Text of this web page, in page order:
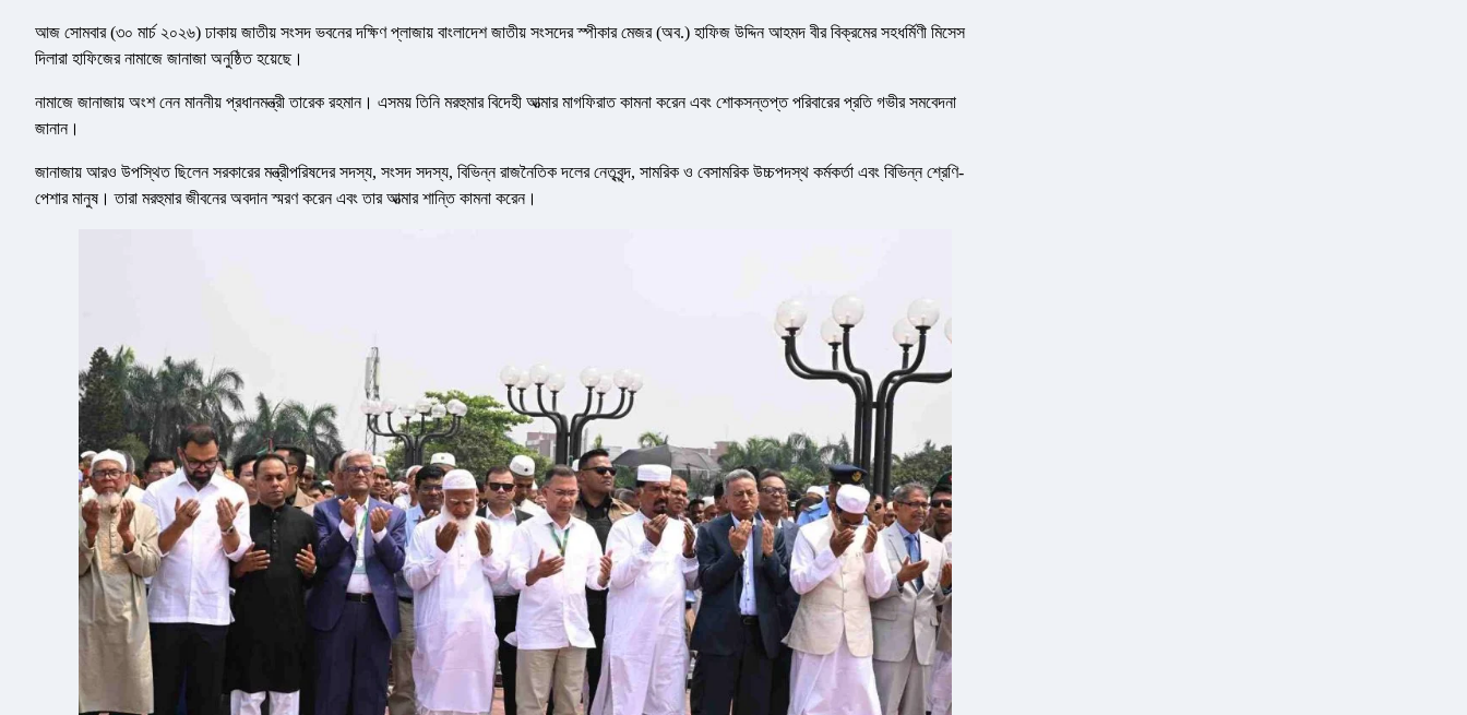
আজ সোমবার (৩০ মার্চ ২০২৬) ঢাকায় জাতীয় সংসদ ভবনের দক্ষিণ প্লাজায় বাংলাদেশ জাতীয় সংসদের স্পীকার মেজর (অব.) হাফিজ উদ্দিন আহমদ বীর বিক্রমের সহধর্মিণী মিসেস
দিলারা হাফিজের নামাজে জানাজা অনুষ্ঠিত হয়েছে।
নামাজে জানাজায় অংশ নেন মাননীয় প্রধানমন্ত্রী তারেক রহমান। এসময় তিনি মরহুমার বিদেহী আত্মার মাগফিরাত কামনা করেন এবং শোকসন্তপ্ত পরিবারের প্রতি গভীর সমবেদনা
জানান।
জানাজায় আরও উপস্থিত ছিলেন সরকারের মন্ত্রীপরিষদের সদস্য, সংসদ সদস্য, বিভিন্ন রাজনৈতিক দলের নেতৃবৃন্দ, সামরিক ও বেসামরিক উচ্চপদস্থ কর্মকর্তা এবং বিভিন্ন শ্রেণি-
পেশার মানুষ। তারা মরহুমার জীবনের অবদান স্মরণ করেন এবং তার আত্মার শান্তি কামনা করেন।